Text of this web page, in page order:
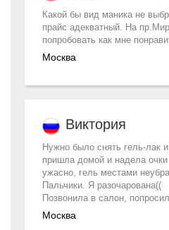
Какой бы вид маника не
прайс адекватный. На
попробовать как мне
Москва
Виктория
Нужно было снять гель-лак
пришла домой и надела
ужасно, гель местами
Пальчики. Я разочарована((
Позвонила в салон,
Москва